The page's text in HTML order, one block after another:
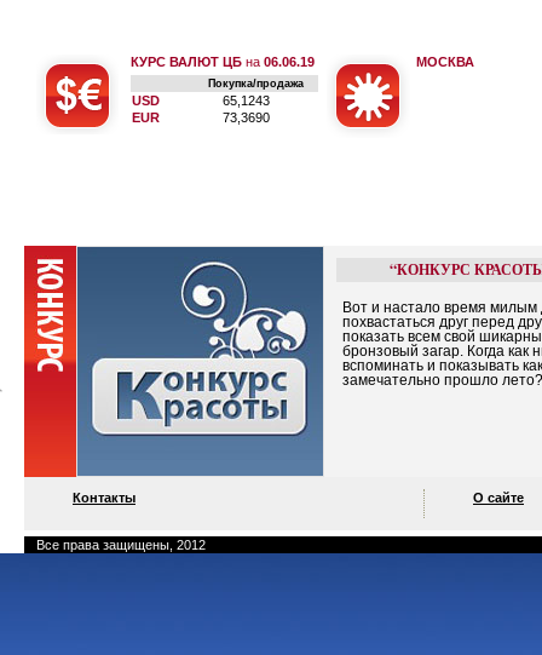
КУРС ВАЛЮТ ЦБ на 06.06.19
Покупка/продажа
USD
65,1243
EUR
73,3690
МОСКВА
“КОНКУРС
Вот и настало время
похвастаться друг перед
показать всем свой
бронзовый загар. Когда как
вспоминать и показывать как
замечательно прошло лето?
Контакты О сайте
Все права защищены, 2012